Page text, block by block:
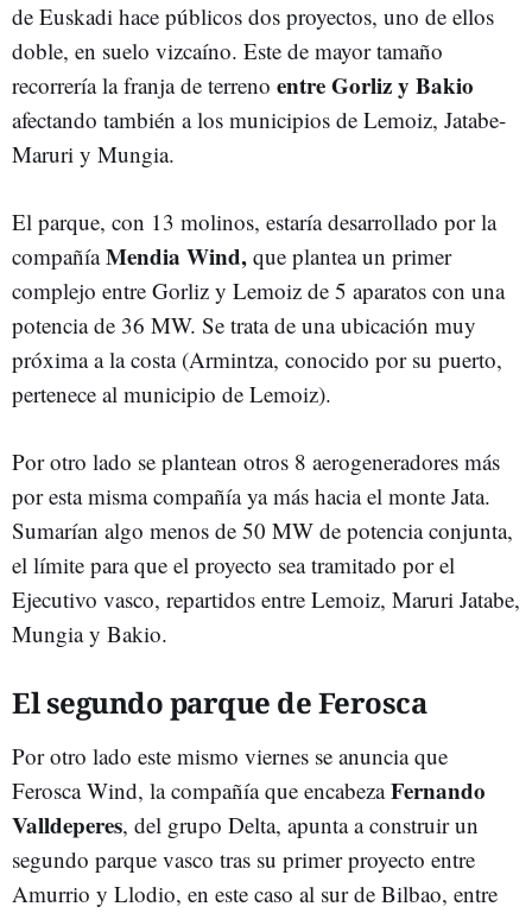
de Euskadi hace públicos dos proyectos, uno de ellos
doble, en suelo vizcaíno. Este de mayor tamaño
recorrería la franja de terreno entre Gorliz y Bakio
afectando también a los municipios de Lemoiz, Jatabe-
Maruri y Mungia.
El parque, con 13 molinos, estaría desarrollado por la
compañíaMendia Wind, que plantea un primer
complejo entre Gorliz y Lemoiz de 5 aparatos con una
potencia de 36 MW. Se trata de una ubicación muy
próxima a la costa (Armintza, conocido por su puerto,
pertenece al municipio de Lemoiz).
Por otro lado se plantean otros 8 aerogeneradores más
por esta misma compañía ya más hacia el monte Jata.
Sumarían algo menos de 50 MW de potencia conjunta,
el límite para que el proyecto sea tramitado por el
Ejecutivo vasco, repartidos entre Lemoiz, Maruri Jatabe,
Mungia y Bakio.
El segundo parque de Ferosca
Por otro lado este mismo viernes se anuncia que
Ferosca Wind, la compañía que encabezaFernando
Valldeperes, del grupo Delta, apunta a construir un
segundo parque vasco tras su primer proyecto entre
Amurrio y Llodio, en este caso al sur de Bilbao, entre